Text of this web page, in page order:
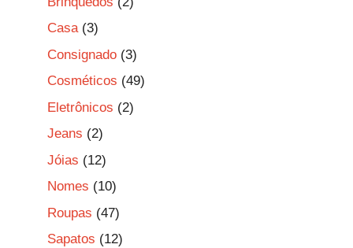
Casa(3)
Consignado (3)
Cosméticos (49)
Eletrônicos (2)
Jeans (2)
Jóias (12)
Nomes (10)
Roupas (47)
Sapatos (12)